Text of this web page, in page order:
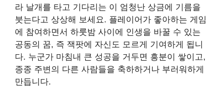
라 날개를 타고 기다리는 이 엄청난 상금에 기름을
붓는다고 상상해 보세요. 플레이어가 좋아하는 게임
에 참여하면서 하룻밤 사이에 인생을 바꿀 수 있는
공동의 꿈, 즉 잭팟에 자신도 모르게 기여하게 됩니
다. 누군가 마침내 큰 성공을 거두면 흥분이 쌓이고,
종종 주변의 다른 사람들을 축하하거나 부러워하게
만듭니다.